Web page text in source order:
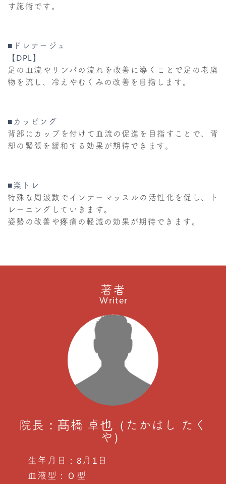
す施術です。
■ドレナージュ
【DPL】
足の血流やリンパの流れを改善に導くことで足の老廃
物を流し、冷えやむくみの改善を目指します。
■カッピング
背部にカップを付けて血流の促進を目指すことで、背
部の緊張を緩和する効果が期待できます。
■楽トレ
特殊な周波数でインナーマッスルの活性化を促し、ト
レーニングしていきます。
姿勢の改善や疼痛の軽減の効果が期待できます。
著者
Writer
院長：髙橋 卓也（たかはし たく
や）
生年月日：8月1日
血液型：Ｏ型